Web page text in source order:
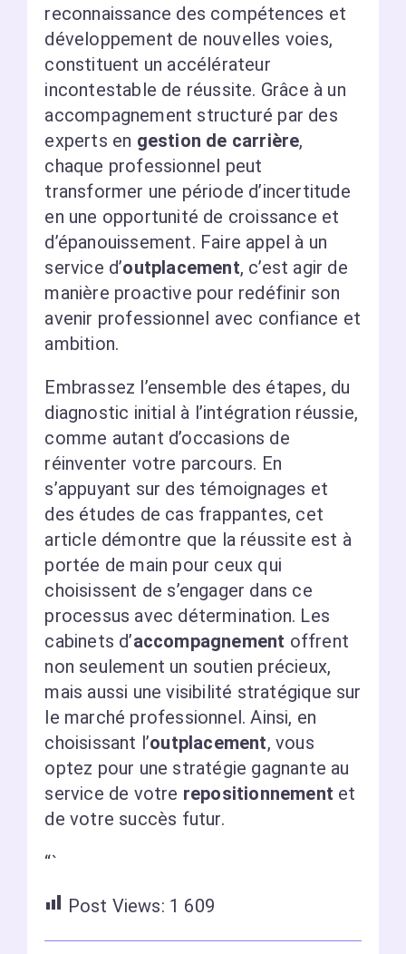
reconnaissance des compétences et
développement de nouvelles voies,
constituent un accélérateur
incontestable de réussite. Grâce à un
accompagnement structuré par des
experts en gestion de carrière,
chaque professionnel peut
transformer une période d’incertitude
en une opportunité de croissance et
d’épanouissement. Faire appel à un
service d’outplacement, c’est agir de
manière proactive pour redéfinir son
avenir professionnel avec confiance et
ambition.
Embrassez l’ensemble des étapes, du
diagnostic initial à l’intégration réussie,
comme autant d’occasions de
réinventer votre parcours. En
s’appuyant sur des témoignages et
des études de cas frappantes, cet
article démontre que la réussite est à
portée de main pour ceux qui
choisissent de s’engager dans ce
processus avec détermination. Les
cabinets d’accompagnement offrent
non seulement un soutien précieux,
mais aussi une visibilité stratégique sur
le marché professionnel. Ainsi, en
choisissant l’outplacement, vous
optez pour une stratégie gagnante au
service de votre repositionnement et
de votre succès futur.
“`
Post Views: 1 609